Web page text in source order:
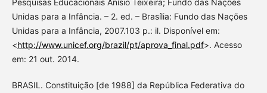
Pesquisas Educacionais Anísio Teixeira; Fundo das Nações
Unidas para a Infância. – 2. ed. – Brasília: Fundo das Nações
Unidas para a Infância, 2007.103 p.: il. Disponível em:
<http://www.unicef.org/brazil/pt/aprova_final.pdf>. Acesso
em: 21 out. 2014.
BRASIL. Constituição [de 1988] da República Federativa do